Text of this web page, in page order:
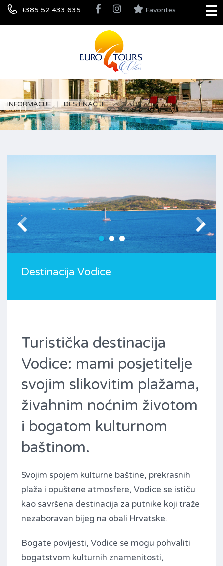
+385 52 433 635 Favorites
INFORMACIJE DESTINACIJE
Destinacija Vodice
Turistička destinacija
Vodice: mami posjetitelje
svojim slikovitim plažama,
živahnim noćnim životom
i bogatom kulturnom
baštinom.
Svojim spojem kulturne baštine, prekrasnih
plaža i opuštene atmosfere, Vodice se ističu
kao savršena destinacija za putnike koji traže
nezaboravan bijeg na obali Hrvatske.
Bogate povijesti, Vodice se mogu pohvaliti
bogatstvom kulturnih znamenitosti,